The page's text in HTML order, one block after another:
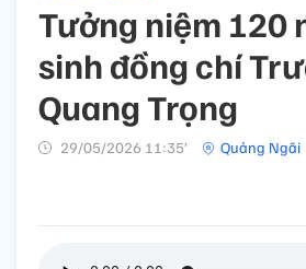
Tưởng niệm 120
sinh đồng chí
Quang Trọng
29/05/2026 11:35’ Quảng Ngãi